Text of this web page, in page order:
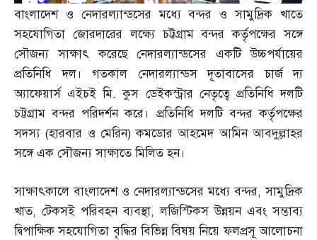
বাংলাদেশ ও নেদারল্যান্ডসের মধ্যে বন্দর ও সামুদ্রিক খাতে
সহযোগিতা জোরদারের লক্ষ্যে চট্টগ্রাম বন্দর কর্তৃপক্ষের সঙ্গে
সৌজন্য সাক্ষাৎ করেছে নেদারল্যান্ডসের একটি উচ্চপর্যায়ের
প্রতিনিধি দল। গতকাল নেদারল্যান্ডস দূতাবাসের চার্জ দ্য
অ্যাফেয়ার্স এইচই মি.কুস ডেইকস্ট্রার নেতৃত্বে প্রতিনিধি দলটি
চট্টগ্রাম বন্দর পরিদর্শন করে। প্রতিনিধি দলটি বন্দর কর্তৃপক্ষের
সদস্য (হারবার ও মেরিন)কমডোর আহমেদ আমিন আবদুল্লাহর
সঙ্গে এক সৌজন্য সাক্ষাতে মিলিত হন।
সাক্ষাৎকালে বাংলাদেশ ও নেদারল্যান্ডসের মধ্যে বন্দর,সামুদ্রিক
খাত, টেকসই পরিবহন ব্যবস্থা,লজিস্টিকস উন্নয়ন এবং সম্ভাব্য
দ্বিপাক্ষিক সহযোগিতা বৃদ্ধির বিভিন্ন বিষয় নিয়ে ফলপ্রসূ আলোচনা